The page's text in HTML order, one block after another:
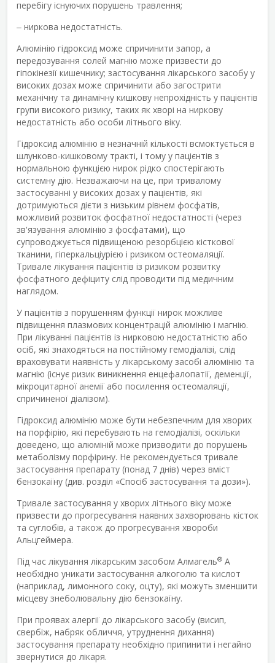
перебігу існуючих порушень травлення;
‒ ниркова недостатність.
Алюмінію гідроксид може спричинити запор, а
передозування солей магнію може призвести до
гіпокінезії кишечнику; застосування лікарського засобу у
високих дозах може спричинити або загострити
механічну та динамічну кишкову непрохідність у пацієнтів
групи високого ризику, таких як хворі на ниркову
недостатність або особи літнього віку.
Гідроксид алюмінію в незначній кількості всмоктується в
шлунково-кишковому тракті, і тому у пацієнтів з
нормальною функцією нирок рідко спостерігають
системну дію. Незважаючи на це, при тривалому
застосуванні у високих дозах у пацієнтів, які
дотримуються дієти з низьким рівнем фосфатів,
можливий розвиток фосфатної недостатності (через
зв'язування алюмінію з фосфатами), що
супроводжується підвищеною резорбцією кісткової
тканини, гіперкальціурією і ризиком остеомаляції.
Тривале лікування пацієнтів із ризиком розвитку
фосфатного дефіциту слід проводити під медичним
наглядом.
У пацієнтів з порушенням функції нирок можливе
підвищення плазмових концентрацій алюмінію і магнію.
При лікуванні пацієнтів із нирковою недостатністю або
осіб, які знаходяться на постійному гемодіалізі, слід
враховувати наявність у лікарському засобі алюмінію та
магнію (існує ризик виникнення енцефалопатії, деменції,
мікроцитарної анемії або посилення остеомаляції,
спричиненої діалізом).
Гідроксид алюмінію може бути небезпечним для хворих
на порфірію, які перебувають на гемодіалізі, оскільки
доведено, що алюміній може призводити до порушень
метаболізму порфірину. Не рекомендується тривале
застосування препарату (понад 7 днів) через вміст
бензокаїну (див. розділ «Спосіб застосування та дози»).
Тривале застосування у хворих літнього віку може
призвести до прогресування наявних захворювань кісток
та суглобів, а також до прогресування хвороби
Альцгеймера.
Під час лікування лікарським засобом Алмагель® А
необхідно уникати застосування алкоголю та кислот
(наприклад, лимонного соку, оцту), які можуть зменшити
місцеву знеболювальну дію бензокаїну.
При проявах алергії до лікарського засобу (висип,
свербіж, набряк обличчя, утруднення дихання)
застосування препарату необхідно припинити і негайно
звернутися до лікаря.